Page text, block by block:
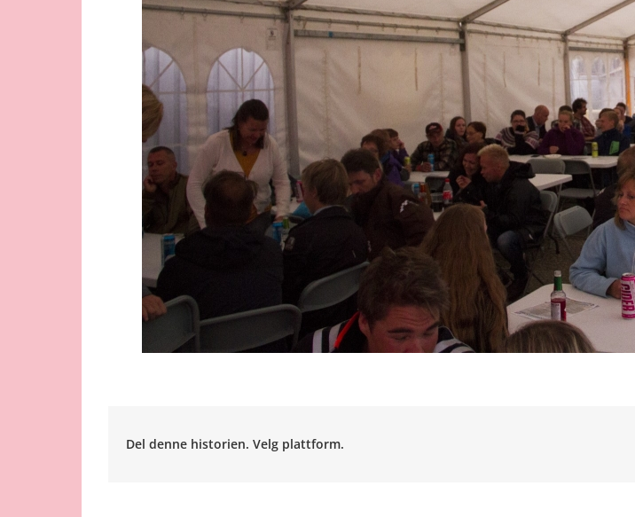
Del denne historien. Velg plattform.